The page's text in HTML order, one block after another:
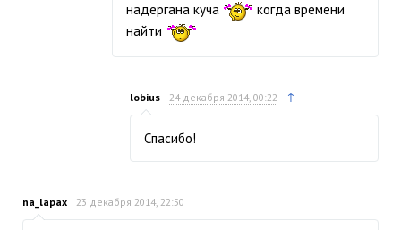
надергана куча
когда времени
найти
lobius 24 декабря 2014, 00:22 ↑
Спасибо!
na_lapax 23 декабря 2014, 22:50